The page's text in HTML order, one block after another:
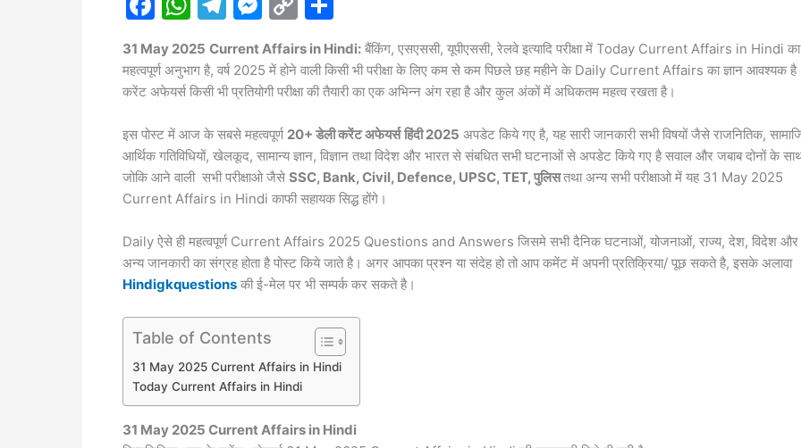
c
e
b
o
o
k
at
s
A
p
p
e
gr
a
m
e
s
s
n
g
er
o
p
y
Li
n
k
h
ar
e
31 May 2025 Current Affairs in Hindi: बैंकिंग, एसएससी, यूपीएससी, रेलवे इत्यादि परीक्षा में Today Current Affairs in Hindi
महत्वपूर्ण अनुभाग है, वर्ष 2025 में होने वाली किसी भी परीक्षा के लिए कम से कम पिछले छह महीने के Daily Current Affairs का ज्ञान आवश्यक
करेंट अफेयर्स किसी भी प्रतियोगी परीक्षा की तैयारी का एक अभिन्न अंग रहा है और कुल अंकों में अधिकतम महत्व रखता है।
इस पोस्ट में आज के सबसे महत्वपूर्ण 20+ डेली करेंट अफेयर्स हिंदी 2025 अपडेट किये गए है, यह सारी जानकारी सभी विषयों जैसे राजनितिक,
आर्थिक गतिविधियों, खेलकूद, सामान्य ज्ञान, विज्ञान तथा विदेश और भारत से संबधित सभी घटनाओं से अपडेट किये गए है सवाल और जबाब दोनों के
जोकि आने वाली सभी परीक्षाओ जैसे SSC, Bank, Civil, Defence, UPSC, TET, पुलिसतथा अन्य सभी परीक्षाओ में यह 31 May 2025
Current Affairs in Hindi काफी सहायक सिद्ध होंगे।
Daily ऐसे ही महत्वपूर्ण Current Affairs 2025 Questions and Answers जिसमे सभी दैनिक घटनाओं, योजनाओं, राज्य, देश, विदेश और
अन्य जानकारी का संग्रह होता है पोस्ट किये जाते है। अगर आपका प्रश्न या संदेह हो तो आप कमेंट में अपनी प्रतिक्रिया/ पूछ सकते है, इसके अलावा
Hindigkquestions की ई-मेल पर भी सम्पर्क कर सकते है।
Table of Contents
31 May 2025 Current Affairs in Hindi
Today Current Affairs in Hindi
31 May 2025 Current Affairs in Hindi